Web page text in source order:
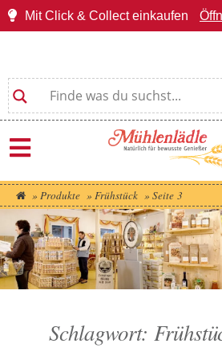
Mit Click & Collect einkaufen
» Produkte » Frühstück » Seite 3
Schlagwort: